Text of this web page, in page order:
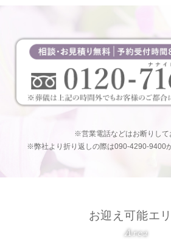
※営業電話などはお断りして
※弊社より折り返しの際は090-4290-9400
お迎え可能エ
Area